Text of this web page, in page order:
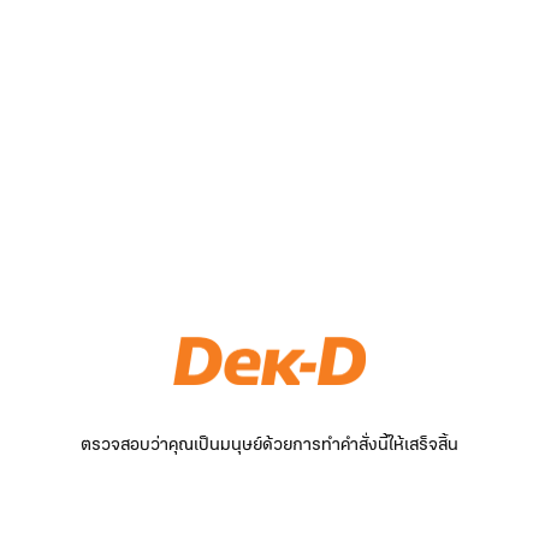
ตรวจสอบว่าคุณเป็นมนุษย์ด้วยการทำคำสั่งนี้ให้เสร็จสิ้น